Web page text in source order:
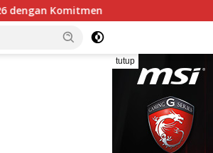
Perdagangan Orang di Era Digital
tutup